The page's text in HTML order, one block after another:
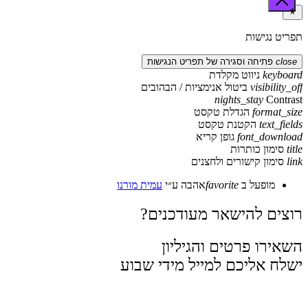
תפריט נגישות
close פתיחה וסגירה של תפריט הנגישות
keyboard ניווט מקלדת
visibility_off ביטול אנימציות / הבהובים
nights_stay Contrast
format_size הגדלת טקסט
text_fields הקטנת טקסט
font_download גופן קריא
title סימון כותרות
link סימון קישורים ולחצנים
מופעל ב favoriteאהבה ע״י עמית מורנו
רוצים להישאר מעודכנים?
השאירו פרטים והגיליון
ישלח אליכם למייל מידי שבוע